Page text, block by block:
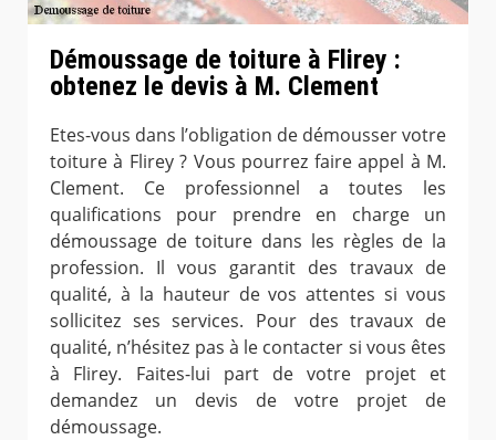
Démoussage de toiture à Flirey :
obtenez le devis à M. Clement
Etes-vous dans l’obligation de démousser votre
toiture à Flirey ? Vous pourrez faire appel à M.
Clement. Ce professionnel a toutes les
qualifications pour prendre en charge un
démoussage de toiture dans les règles de la
profession. Il vous garantit des travaux de
qualité, à la hauteur de vos attentes si vous
sollicitez ses services. Pour des travaux de
qualité, n’hésitez pas à le contacter si vous êtes
à Flirey. Faites-lui part de votre projet et
demandez un devis de votre projet de
démoussage.